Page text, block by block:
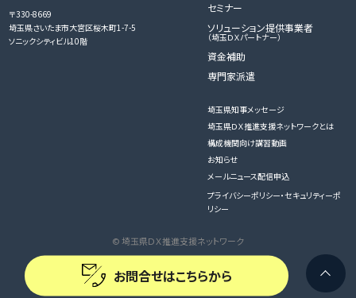
お問合せはこちらから
〒330-8669
埼玉県さいたま市大宮区桜木町1-7-5
ソニックシティビル10階
© 埼玉県ＤＸ推進支援ネットワーク
セミナー
ソリューション提供事業者
（埼玉ＤＸパートナー）
資金補助
専門家派遣
埼玉県知事メッセージ
埼玉県ＤＸ推進支援ネットワークとは
構成機関向け講習動画
お知らせ
メールニュース配信申込
プライバシーポリシー・セキュリティーポ
リシー